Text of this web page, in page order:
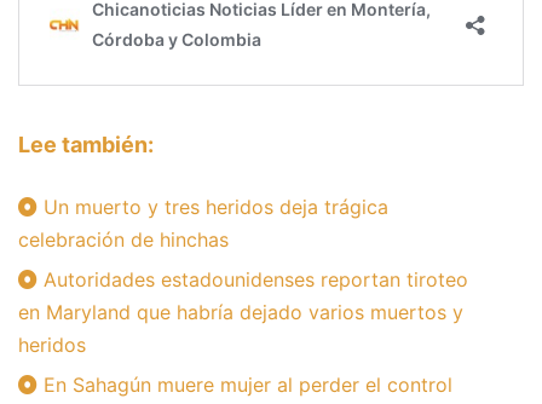
Lee también:
Un muerto y tres heridos deja trágica
celebración de hinchas
Autoridades estadounidenses reportan tiroteo
en Maryland que habría dejado varios muertos y
heridos
En Sahagún muere mujer al perder el control